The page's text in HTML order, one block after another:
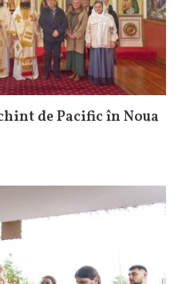
de Pacific în Noua